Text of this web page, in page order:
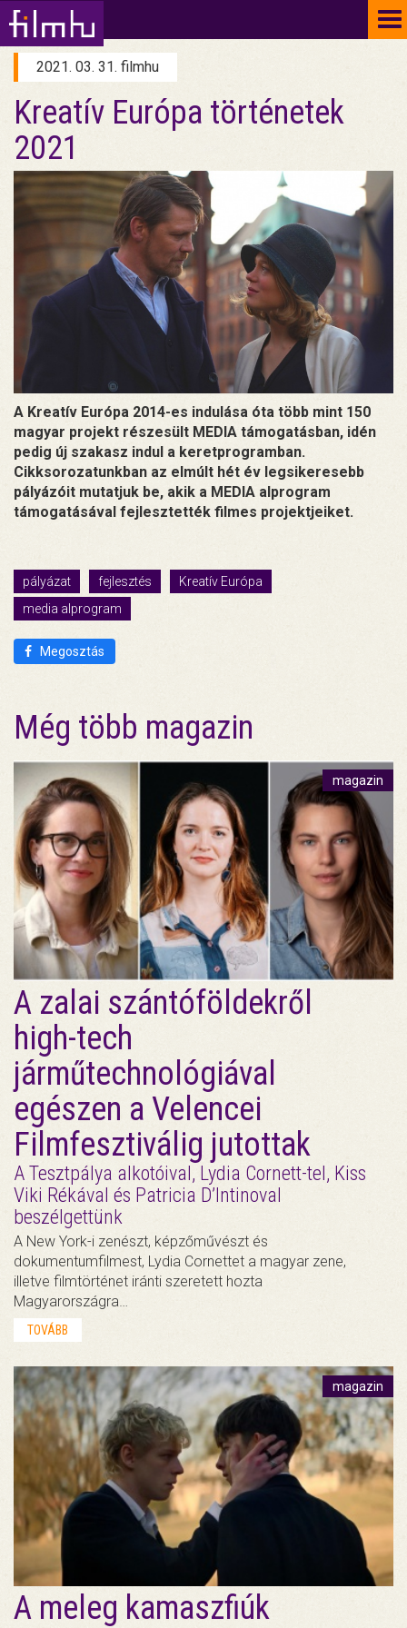
2021. 03. 31. filmhu
Kreatív Európa történetek
2021
A Kreatív Európa 2014-es indulása óta több mint 150
magyar projekt részesült MEDIA támogatásban, idén
pedig új szakasz indul a keretprogramban.
Cikksorozatunkban az elmúlt hét év legsikeresebb
pályázóit mutatjuk be, akik a MEDIA alprogram
támogatásával fejlesztették filmes projektjeiket.
pályázat fejlesztés
Kreatív Európa
media alprogram
Megosztás
Még több magazin
magazin
A zalai szántóföldekről
high-tech
járműtechnológiával
egészen a Velencei
Filmfesztiválig jutottak
A Tesztpálya alkotóival, Lydia Cornett-tel, Kiss
Viki Rékával és Patricia D’Intinoval
beszélgettünk
A New York-i zenészt, képzőművészt és
dokumentumfilmest, Lydia Cornettet a magyar zene,
illetve filmtörténet iránti szeretett hozta
Magyarországra…
TOVÁBB
magazin
A meleg kamaszfiúk